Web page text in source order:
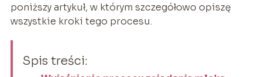
poniższy artykuł, w którym szczegółowo opiszę
wszystkie kroki tego procesu.
Spis treści: